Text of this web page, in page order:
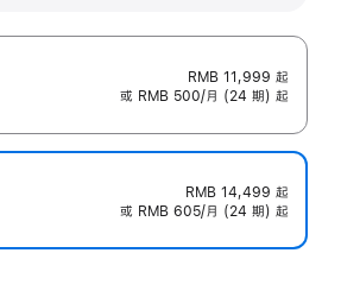
RMB 11,999 起
或 RMB 500/月 (24 期) 起
RMB 14,499 起
或 RMB 605/月 (24 期) 起